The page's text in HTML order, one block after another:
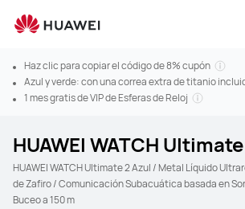
Haz clic para copiar el código de 8% cupón
Azul y verde: con una correa extra de titanio
1 mes gratis de VIP de Esferas de Reloj
HUAWEI WATCH
HUAWEI WATCH Ultimate 2 Azul / Metal Líquido
de Zafiro / Comunicación Subacuática basada en
Buceo a 150 m